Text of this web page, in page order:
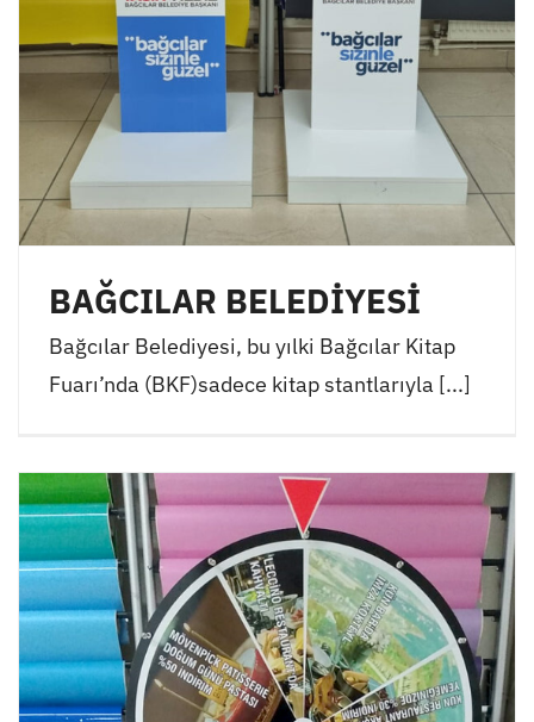
BAĞCILAR BELEDİYESİ
Bağcılar Belediyesi, bu yılki Bağcılar Kitap
Fuarı’nda (BKF)sadece kitap stantlarıyla [...]